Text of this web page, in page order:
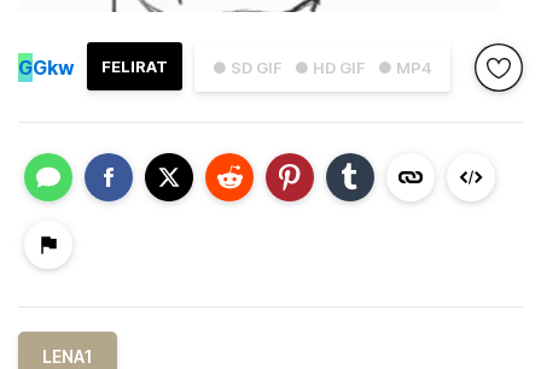
● SD GIF ● HD GIF ● MP4
FELIRAT
GGkw
LENA1